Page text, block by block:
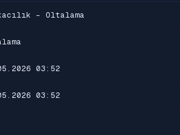
- Oltalama
03:52
03:52